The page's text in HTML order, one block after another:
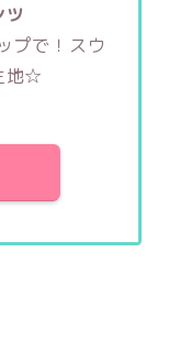
プで！スウ
地☆